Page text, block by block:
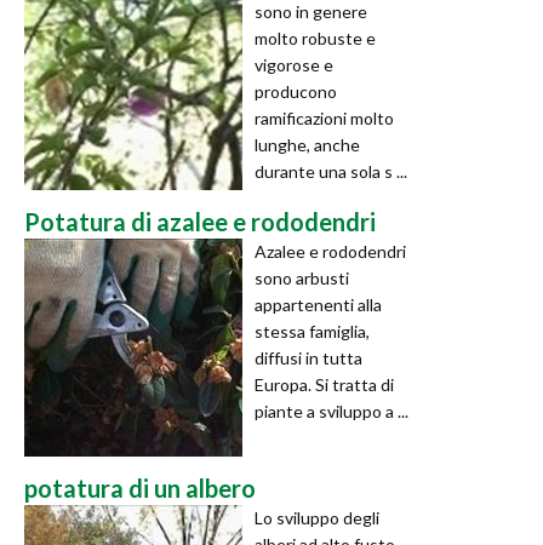
sono in genere
molto robuste e
vigorose e
producono
ramificazioni molto
lunghe, anche
durante una sola s ...
Potatura di azalee e rododendri
Azalee e rododendri
sono arbusti
appartenenti alla
stessa famiglia,
diffusi in tutta
Europa. Si tratta di
piante a sviluppo a ...
potatura di un albero
Lo sviluppo degli